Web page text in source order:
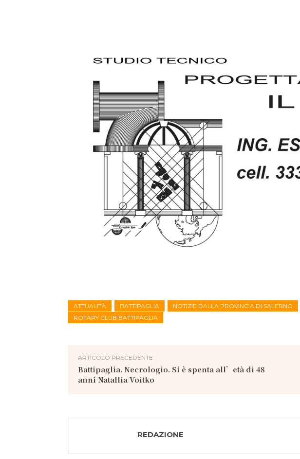
ATTUALITÀ BATTIPAGLIA NOTIZIE DALLA PROVINCIA DI SALERNO
ROTARY CLUB BATTIPAGLIA
ARTICOLO PRECEDENTE
Battipaglia. Necrologio. Si è spenta all’età di 48
anni Natallia Voitko
REDAZIONE